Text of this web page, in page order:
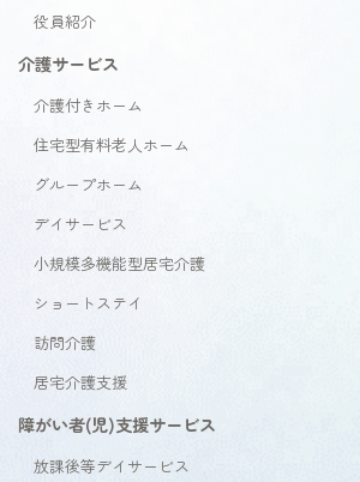
役員紹介
介護サービス
介護付きホーム
住宅型有料老人ホーム
グループホーム
デイサービス
小規模多機能型居宅介護
ショートステイ
訪問介護
居宅介護支援
障がい者(児)支援サービス
放課後等デイサービス